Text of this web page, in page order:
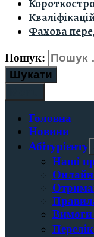
Фахова
Пошук:
Головна
Новини
Абітурієнту
Наші
Онлайн
Вимоги